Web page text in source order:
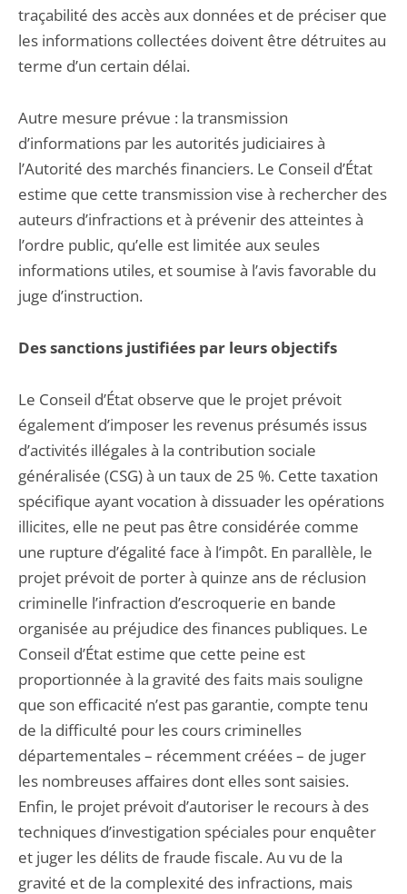
traçabilité des accès aux données et de préciser que
les informations collectées doivent être détruites au
terme d’un certain délai.
Autre mesure prévue : la transmission
d’informations par les autorités judiciaires à
l’Autorité des marchés financiers. Le Conseil d’État
estime que cette transmission vise à rechercher des
auteurs d’infractions et à prévenir des atteintes à
l’ordre public, qu’elle est limitée aux seules
informations utiles, et soumise à l’avis favorable du
juge d’instruction.
Des sanctions justifiées par leurs objectifs
Le Conseil d’État observe que le projet prévoit
également d’imposer les revenus présumés issus
d’activités illégales à la contribution sociale
généralisée (CSG) à un taux de 25 %. Cette taxation
spécifique ayant vocation à dissuader les opérations
illicites, elle ne peut pas être considérée comme
une rupture d’égalité face à l’impôt. En parallèle, le
projet prévoit de porter à quinze ans de réclusion
criminelle l’infraction d’escroquerie en bande
organisée au préjudice des finances publiques. Le
Conseil d’État estime que cette peine est
proportionnée à la gravité des faits mais souligne
que son efficacité n’est pas garantie, compte tenu
de la difficulté pour les cours criminelles
départementales – récemment créées – de juger
les nombreuses affaires dont elles sont saisies.
Enfin, le projet prévoit d’autoriser le recours à des
techniques d’investigation spéciales pour enquêter
et juger les délits de fraude fiscale. Au vu de la
gravité et de la complexité des infractions, mais